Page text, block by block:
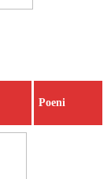
Poeni